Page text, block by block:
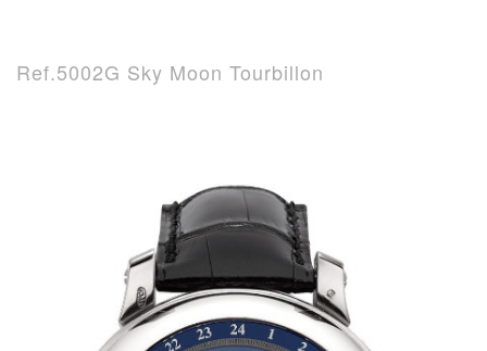
Ref.5002G Sky Moon Tourbillon